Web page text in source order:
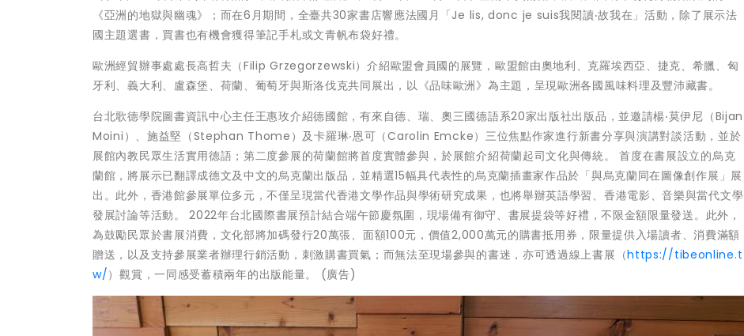
《亞洲的地獄與幽魂》；而在6月期間，全臺共30家書店響應法國月「Je lis, donc je suis我閱讀‧故我在」活動，除了展示法
國主題選書，買書也有機會獲得筆記手札或文青帆布袋好禮。
歐洲經貿辦事處處長高哲夫（Filip Grzegorzewski）介紹歐盟會員國的展覽，歐盟館由奧地利、克羅埃西亞、捷克、希臘、匈
牙利、義大利、盧森堡、荷蘭、葡萄牙與斯洛伐克共同展出，以《品味歐洲》為主題，呈現歐洲各國風味料理及豐沛藏書。
台北歌德學院圖書資訊中心主任王惠玫介紹德國館，有來自德、瑞、奧三國德語系20家出版社出版品，並邀請楊‧莫伊尼（Bijan
Moini）、施益堅（Stephan Thome）及卡羅琳‧恩可（Carolin Emcke）三位焦點作家進行新書分享與演講對談活動，並於
展館內教民眾生活實用德語；第二度參展的荷蘭館將首度實體參與，於展館介紹荷蘭起司文化與傳統。 首度在書展設立的烏克
蘭館，將展示已翻譯成德文及中文的烏克蘭出版品，並精選15幅具代表性的烏克蘭插畫家作品於「與烏克蘭同在圖像創作展」展
出。此外，香港館參展單位多元，不僅呈現當代香港文學作品與學術研究成果，也將舉辦英語學習、香港電影、音樂與當代文學
發展討論等活動。 2022年台北國際書展預計結合端午節慶氛圍，現場備有御守、書展提袋等好禮，不限金額限量發送。此外，
為鼓勵民眾於書展消費，文化部將加碼發行20萬張、面額100元，價值2,000萬元的購書抵用券，限量提供入場讀者、消費滿額
贈送，以及支持參展業者辦理行銷活動，刺激購書買氣；而無法至現場參與的書迷，亦可透過線上書展（https://tibeonline.t
w/）觀賞，一同感受蓄積兩年的出版能量。 (廣告)